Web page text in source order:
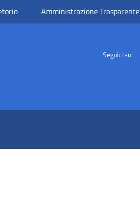
Amministrazione Trasparente
Seguici su